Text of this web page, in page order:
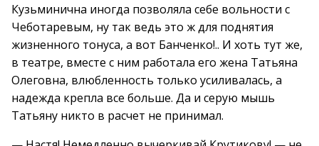
Кузьминична иногда позволяла себе вольности с
Чеботаревым, ну так ведь это ж для поднятия
жизненного тонуса, а вот Банченко!.. И хоть тут же,
в театре, вместе с ним работала его жена Татьяна
Олеговна, влюбленность только усиливалась, а
надежда крепла все больше. Да и серую мышь
Татьяну никто в расчет не принимал.